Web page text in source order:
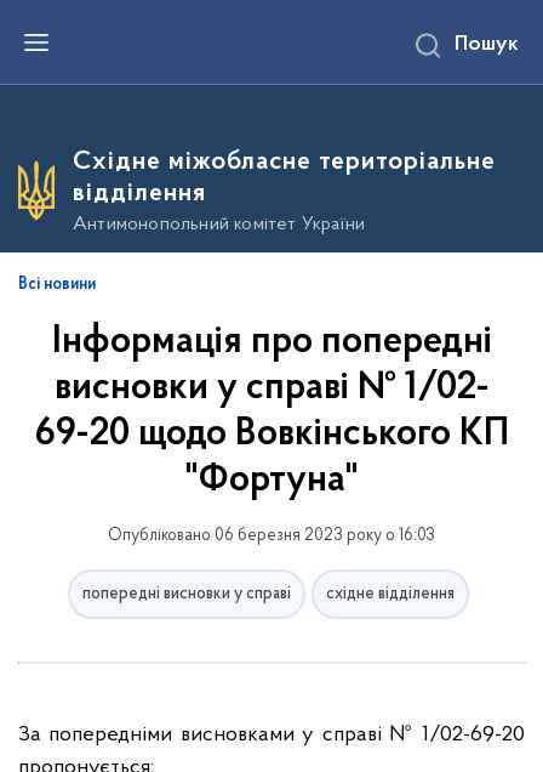
е
о
о
в
Пошук
Східне міжобласне територіальне
відділення
Антимонопольний комітет України
Всі новини
Інформація про попередні
висновки у справі № 1/02-
69-20 щодо Вовкінського КП
"Фортуна"
Опубліковано 06 березня 2023 року о 16:03
попередні висновки у справі східне відділення
За попередніми висновками у справі № 1/02-69-20